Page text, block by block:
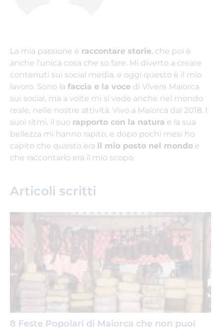
La mia passione è raccontare storie, che poi è
anche l’unica cosa che so fare. Mi diverto a creare
contenuti sui social media, e oggi questo è il mio
lavoro. Sono la faccia e la voce di Vivere Maiorca
sui social, ma a volte mi si vede anche nel mondo
reale, nelle nostre attività. Vivo a Maiorca dal 2018. I
suoi ritmi, il suo rapporto con la natura e la sua
bellezza mi hanno rapito, e dopo pochi mesi ho
capito che questo era il mio posto nel mondo e
che raccontarlo era il mio scopo.
Articoli scritti
8 Feste Popolari di Maiorca che non puoi